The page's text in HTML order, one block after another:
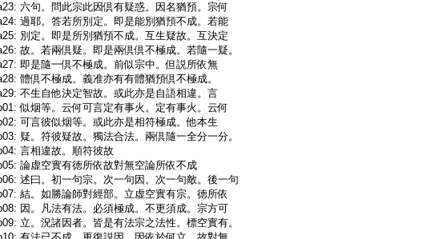
六句。問此宗此因倶有疑惑。因名猶預。宗何
過耶。答若所別定。即是能別猶預不成。若能
別定。即是所別猶預不成。互生疑故。互決定
故。若兩倶疑。即是兩倶倶不極成。若隨一疑。
即是隨一倶不極成。前似宗中。但説所依無
體倶不極成。義准亦有有體猶預倶不極成。
不生自他決定智故。或此亦是自語相違。言
似烟等。云何可言定有事火。定有事火。云何
可言彼似烟等。或此亦是相符極成。他本生
疑。符彼疑故。獨法合法。兩倶隨一全分一分。
言相違故。順符彼故
論虚空實有徳所依故對無空論所依不成
述曰。初一句宗。次一句因。次一句敵。後一句
結。如勝論師對經部。立虚空實有宗。徳所依
因。凡法有法。必須極成。不更須成。宗方可
立。況諸因者。皆是有法宗之法性。標空實有。